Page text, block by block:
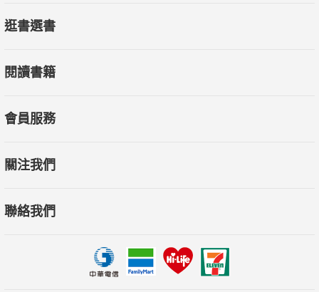
逛書選書
閱讀書籍
會員服務
關注我們
聯絡我們